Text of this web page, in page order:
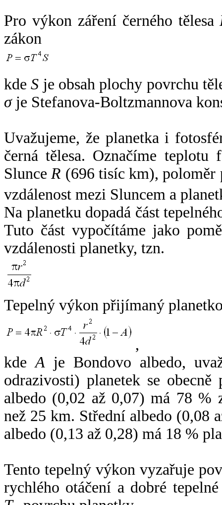
Pro výkon záření černého tělesa
zákon
kdeS je obsah plochy povrchu
σje Stefanova-Boltzmannova
Uvažujeme, že planetka i
černá tělesa. Označíme
SlunceR (696 tisíc km),
vzdálenost mezi Sluncem a
Na planetku dopadá část
Tuto část vypočítáme jako
vzdálenosti planetky, tzn.
Tepelný výkon přijímaný
,
kdeA je Bondovo albedo,
odrazivosti) planetek se
albedo (0,02 až 0,07) má 78 %
než 25 km. Střední albedo (0,08
albedo (0,13 až 0,28) má 18 %
Tento tepelný výkon vyzařuje
rychlého otáčení a dobré